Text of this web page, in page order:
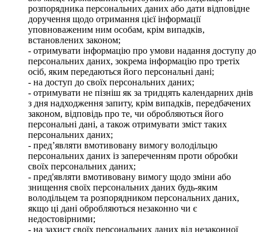
розпорядника персональних даних або дати відповідне
доручення щодо отримання цієї інформації
уповноваженим ним особам, крім випадків,
встановлених законом;
- отримувати інформацію про умови надання доступу до
персональних даних, зокрема інформацію про третіх
осіб, яким передаються його персональні дані;
- на доступ до своїх персональних даних;
- отримувати не пізніш як за тридцять календарних днів
з дня надходження запиту, крім випадків, передбачених
законом, відповідь про те, чи обробляються його
персональні дані, а також отримувати зміст таких
персональних даних;
- пред’являти вмотивовану вимогу володільцю
персональних даних із запереченням проти обробки
своїх персональних даних;
- пред'являти вмотивовану вимогу щодо зміни або
знищення своїх персональних даних будь-яким
володільцем та розпорядником персональних даних,
якщо ці дані обробляються незаконно чи є
недостовірними;
- на захист своїх персональних даних від незаконної